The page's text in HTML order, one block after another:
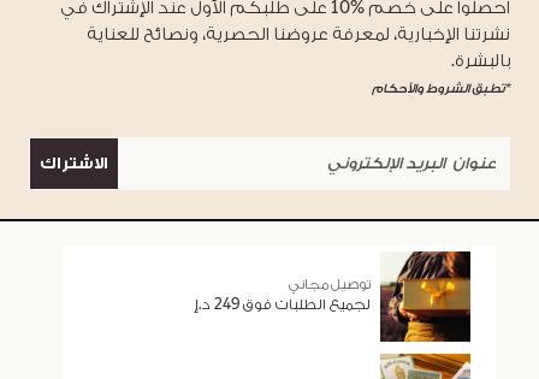
احصلوا على خصم %10 على طلبكم الأول عند الإشتراك في
نشرتنا الإخبارية، لمعرفة عروضنا الحصرية، ونصائح للعناية
بالبشرة.
*تطبق الشروط والأحكام
الاشتراك
توصيل مجاني
لجميع الطلبات فوق 249 د.إ